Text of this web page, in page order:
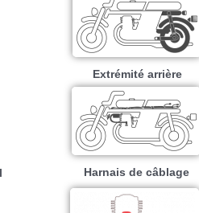
Extrémité arrière
Harnais de câblage